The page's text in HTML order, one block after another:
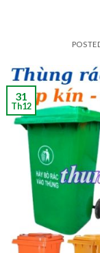
31
Th12